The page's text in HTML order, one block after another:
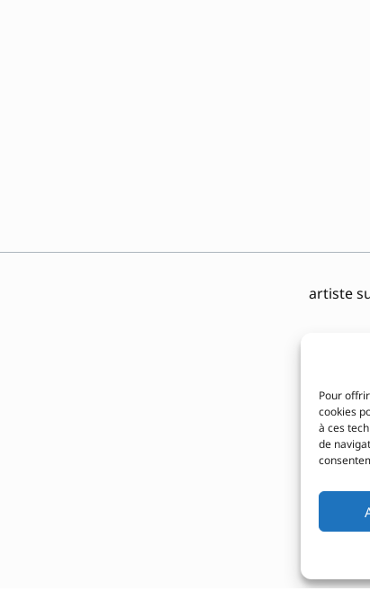
Pour
cookies
à ces
de
artiste